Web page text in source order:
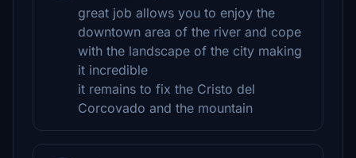
great job allows you to enjoy the
downtown area of ​​the river and cope
with the landscape of the city making
it incredible
it remains to fix the Cristo del
Corcovado and the mountain